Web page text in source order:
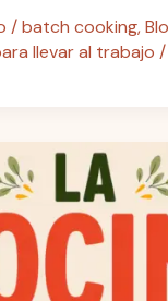
/batch cooking,
llevar al trabajo /